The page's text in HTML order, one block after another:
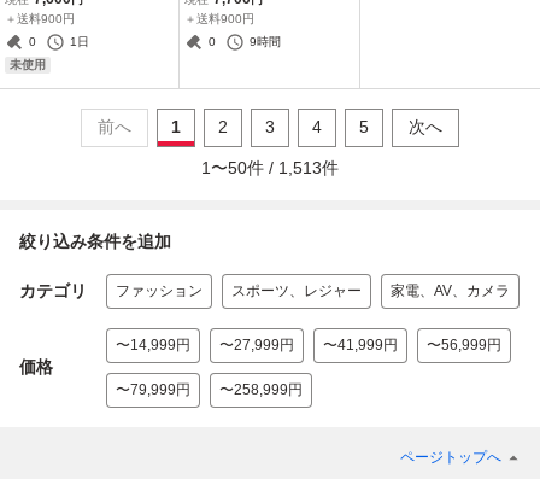
ンズ ビビガードル BiBi Gr
ant ビビ LL グラント イー
ワンズ 未使用品 未開封品
＋送料900円
0
1日
未使用
ェイス ストレッチツイル
テーパードパンツ 34 ネイ
＋送料900円
0
9時間
前へ 1 2 3 4 5 次へ
1 〜50件 / 1,513件
絞り込み条件を追加
カテゴリ ファッション スポーツ、レジャー 家電、AV、カメラ
価格
〜14,999円 〜27,999円 〜41,999円 〜56,999円
〜79,999円 〜258,999円
ページトップへ